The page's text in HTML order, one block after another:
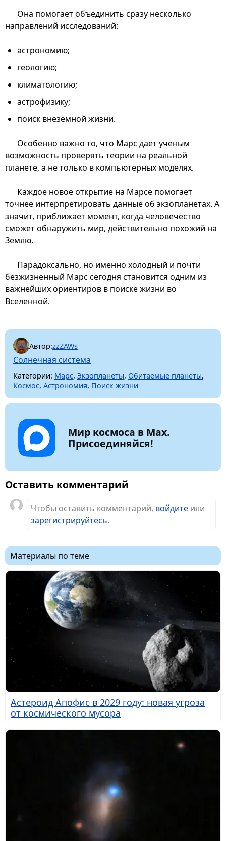
Она помогает объединить сразу несколько
направлений исследований:
астрономию;
геологию;
климатологию;
астрофизику;
поиск внеземной жизни.
Особенно важно то, что Марс дает ученым
возможность проверять теории на реальной
планете, а не только в компьютерных моделях.
Каждое новое открытие на Марсе помогает
точнее интерпретировать данные об экзопланетах. А
значит, приближает момент, когда человечество
сможет обнаружить мир, действительно похожий на
Землю.
Парадоксально, но именно холодный и почти
безжизненный Марс сегодня становится одним из
важнейших ориентиров в поиске жизни во
Вселенной.
Автор:zzZAWs
Солнечная система
Категории: Марс, Экзопланеты, Обитаемые планеты,
Космос, Астрономия, Поиск жизни
Мир космоса в Max.
Присоединяйся!
Оставить комментарий
Чтобы оставить комментарий, войдите или
зарегистрируйтесь.
Материалы по теме
Астероид Апофис в 2029 году: новая угроза
от космического мусора